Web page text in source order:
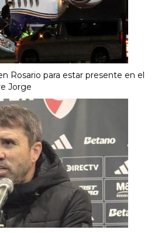
Rosario para estar presente en el
Jorge